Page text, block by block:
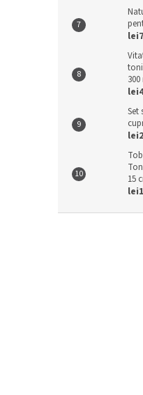
Set
15